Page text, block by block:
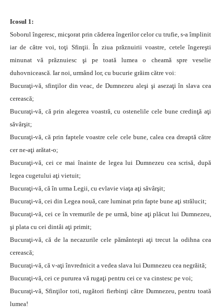
Icosul 1:
Soborul îngeresc, micşorat prin căderea îngerilor celor cu trufie, s-a împlinit
iar de către voi, toţi Sfinţii. În ziua prăznuirii voastre, cetele îngereşti
minunat vă prăznuiesc şi pe toată lumea o cheamă spre veselie
duhovnicească. Iar noi, urmând lor, cu bucurie grăim către voi:
Bucuraţi-vă, sfinţilor din veac, de Dumnezeu aleşi şi asezaţi în slava cea
cerească;
Bucuraţi-vă, că prin alegerea voastră, cu ostenelile cele bune credinţă aţi
săvârşit;
Bucuraţi-vă, că prin faptele voastre cele cele bune, calea cea dreaptă către
cer ne-aţi arătat-o;
Bucuraţi-vă, cei ce mai înainte de legea lui Dumnezeu cea scrisă, după
legea cugetului aţi vietuit;
Bucuraţi-vă, că în urma Legii, cu evlavie viaţa aţi săvârşit;
Bucuraţi-vă, cei din Legea nouă, care luminat prin fapte bune aţi strălucit;
Bucuraţi-vă, cei ce în vremurile de pe urmă, bine aţi plăcut lui Dumnezeu,
şi plata cu cei dintâi aţi primit;
Bucuraţi-vă, că de la necazurile cele pământeşti aţi trecut la odihna cea
cerească;
Bucuraţi-vă, că v-aţi învrednicit a vedea slava lui Dumnezeu cea negrăită;
Bucuraţi-vă, cei ce pururea vă rugaţi pentru cei ce va cinstesc pe voi;
Bucuraţi-vă, Sfinţilor toti, rugători fierbinţi către Dumnezeu, pentru toată
lumea!